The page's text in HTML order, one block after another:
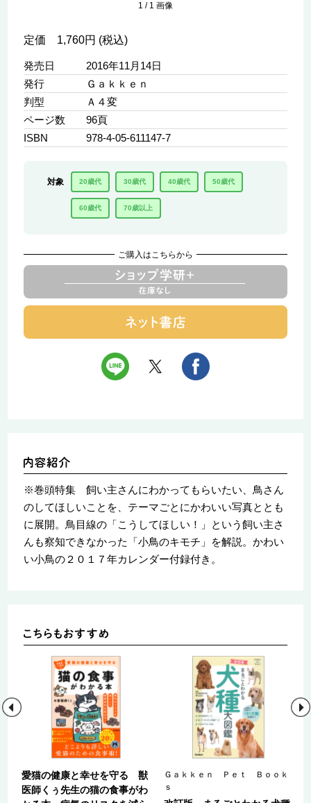
1 / 1 画像
定価 1,760円 (税込)
発売日
2016年11月14日
発行
Ｇａｋｋｅｎ
判型
Ａ４変
ページ数
96頁
ISBN
978-4-05-611147-7
対象 20歳代 30歳代 40歳代 50歳代
60歳代 70歳以上
ご購入はこちらから
※巻頭特集 飼い主さんにわかってもらいたい、鳥さん
のしてほしいことを、テーマごとにかわいい写真ととも
に展開。鳥目線の「こうしてほしい！」という飼い主さ
んも察知できなかった「小鳥のキモチ」を解説。かわい
い小鳥の２０１７年カレンダー付録付き。
愛猫の健康と幸せを守る 獣
医師くぅ先生の猫の食事がわ
Ｇａｋｋｅｎ Ｐｅｔ Ｂｏｏｋ
ｓ